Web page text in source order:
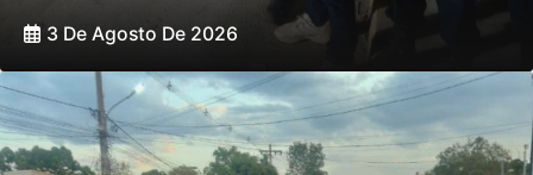
3 De Agosto De 2026